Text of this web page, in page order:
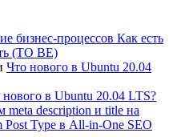
бизнес-процессов Как есть
(TO BE)
Что нового в Ubuntu 20.04
нового в Ubuntu 20.04 LTS?
meta description и title на
Post Type в All-in-One SEO